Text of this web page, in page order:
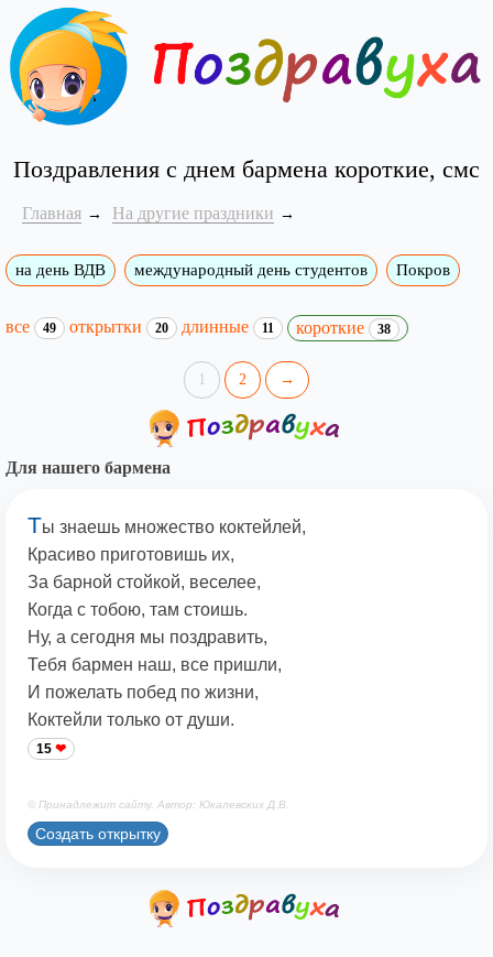
Поздравления с днем бармена короткие, смс
Главная На другие праздники
на день ВДВ международный день студентов Покров
все 49 открытки 20 длинные 11 короткие 38
1 2 →
Для нашего бармена
Ты знаешь множество коктейлей,
Красиво приготовишь их,
За барной стойкой, веселее,
Когда с тобою, там стоишь.
Ну, а сегодня мы поздравить,
Тебя бармен наш, все пришли,
И пожелать побед по жизни,
Коктейли только от души.
15
© Принадлежит сайту. Автор: Юкалевских Д.В.
Создать открытку